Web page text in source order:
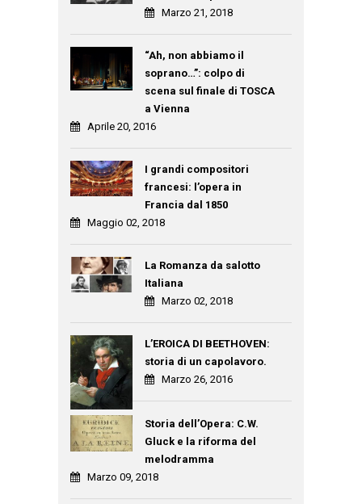
Marzo 21, 2018
“Ah, non abbiamo il
soprano…”: colpo di
scena sul finale di TOSCA
a Vienna
Aprile 20, 2016
I grandi compositori
francesi: l’opera in
Francia dal 1850
Maggio 02, 2018
La Romanza da salotto
Italiana
Marzo 02, 2018
L’EROICA DI BEETHOVEN:
storia di un capolavoro.
Marzo 26, 2016
Storia dell’Opera: C.W.
Gluck e la riforma del
melodramma
Marzo 09, 2018